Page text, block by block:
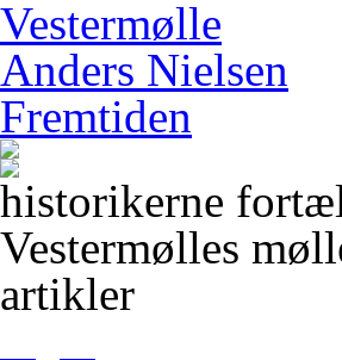
Vestermølle
Anders Nielsen
Fremtiden
historikerne
Vestermølles
artikler